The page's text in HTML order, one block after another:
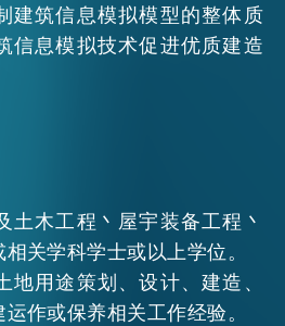
建筑信息模拟模型的整体质
信息模拟技术促进优质建造
土木工程丶屋宇装备工程丶
关学科学士或以上学位。
地用途策划、设计、建造、
作或保养相关工作经验。